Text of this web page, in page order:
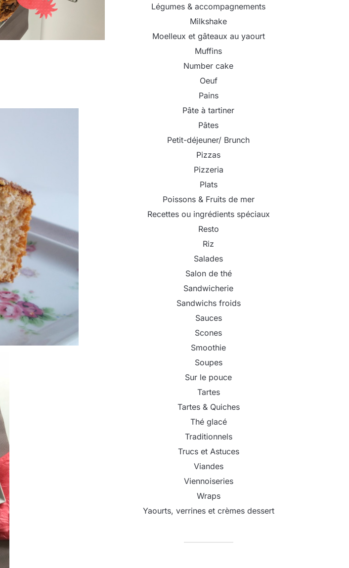
Légumes & accompagnements
Milkshake
Moelleux et gâteaux au yaourt
Muffins
Number cake
Oeuf
Pains
Pâte à tartiner
Pâtes
Petit-déjeuner/ Brunch
Pizzas
Pizzeria
Plats
Poissons & Fruits de mer
Recettes ou ingrédients spéciaux
Resto
Riz
Salades
Salon de thé
Sandwicherie
Sandwichs froids
Sauces
Scones
Smoothie
Soupes
Sur le pouce
Tartes
Tartes & Quiches
Thé glacé
Traditionnels
Trucs et Astuces
Viandes
Viennoiseries
Wraps
Yaourts, verrines et crèmes dessert